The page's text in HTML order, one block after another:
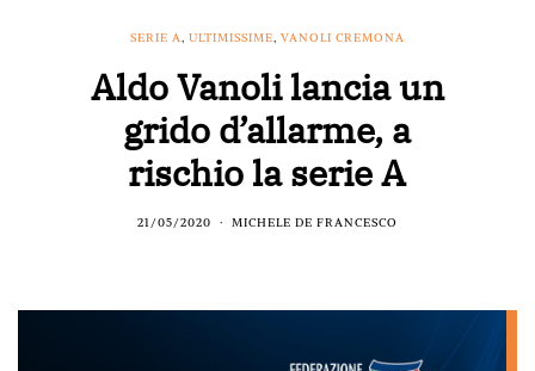
SERIE A, ULTIMISSIME, VANOLI CREMONA
Aldo Vanoli lancia un
grido d’allarme, a
rischio la serie A
21/05/2020 MICHELE DE FRANCESCO